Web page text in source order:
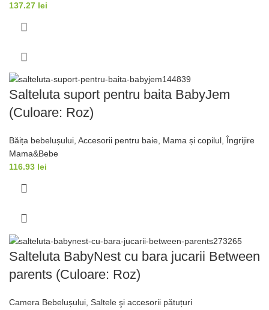
137.27 lei
Salteluta suport pentru baita BabyJem
(Culoare: Roz)
Băița bebelușului, Accesorii pentru baie, Mama și copilul, Îngrijire
Mama&Bebe
116.93 lei
Salteluta BabyNest cu bara jucarii Between
parents (Culoare: Roz)
Camera Bebelușului Saltele şi accesorii pǎtuțuri